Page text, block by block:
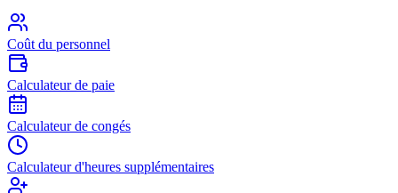
Coût du personnel
Calculateur de paie
Calculateur de congés
Calculateur d'heures supplémentaires